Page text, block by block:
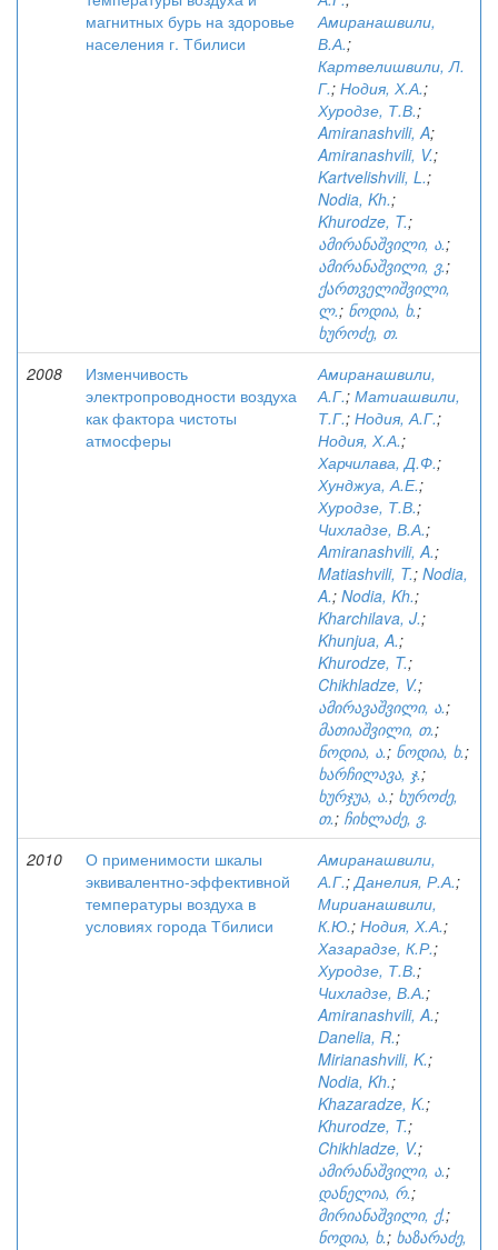
магнитных бурь на здоровье
населения г. Тбилиси
Амиранашвили,
В.А.;
Картвелишвили, Л.
Г.; Нодия, Х.А.;
Хуродзе, Т.В.;
Amiranashvili, A;
Amiranashvili, V.;
Kartvelishvili, L.;
Nodia, Kh.;
Khurodze, T.;
ამირანაშვილი, ა.;
ამირანაშვილი, ვ.;
ქართველიშვილი,
ლ.; ნოდია, ხ.;
ხუროძე, თ.
2008
Изменчивость
электропроводности воздуха
как фактора чистоты
атмосферы
Амиранашвили,
А.Г.; Матиашвили,
Т.Г.; Нодия, А.Г.;
Нодия, Х.А.;
Харчилава, Д.Ф.;
Хунджуа, А.Е.;
Хуродзе, Т.В.;
Чихладзе, В.А.;
Amiranashvili, A.;
Matiashvili, T.; Nodia,
A.; Nodia, Kh.;
Kharchilava, J.;
Khunjua, A.;
Khurodze, T.;
Chikhladze, V.;
ამირავაშვილი, ა.;
მათიაშვილი, თ.;
ნოდია, ა.; ნოდია, ხ.;
ხარჩილავა, ჯ.;
ხურჯუა, ა.; ხუროძე,
თ.; ჩიხლაძე, ვ.
2010
О применимости шкалы
эквивалентно-эффективной
температуры воздуха в
условиях города Тбилиси
Амиранашвили,
А.Г.;Данелия, Р.А.;
Мирианашвили,
К.Ю.; Нодия, Х.А.;
Хазарадзе, К.Р.;
Хуродзе, Т.В.;
Чихладзе, В.А.;
Amiranashvili, A.;
Danelia, R.;
Mirianashvili, K.;
Nodia, Kh.;
Khazaradze, K.;
Khurodze, T.;
Chikhladze, V.;
ამირანაშვილი, ა.;
დანელია, რ.;
მირიანაშვილი, ქ.;
ნოდია, ხ.; ხაზარაძე,